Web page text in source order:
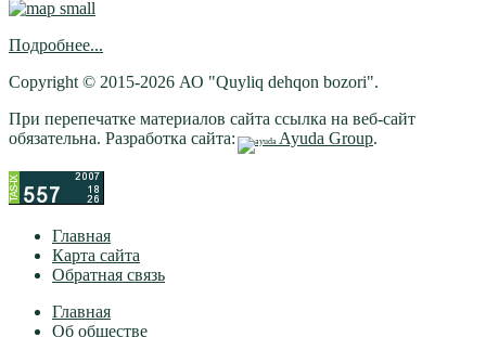
Подробнее...
Copyright © 2015-2026 АО "Quyliq dehqon bozori".
При перепечатке материалов сайта ссылка на веб-сайт
обязательна. Разработка сайта:
Ayuda Group.
Главная
Карта сайта
Обратная связь
Главная
Об обществе